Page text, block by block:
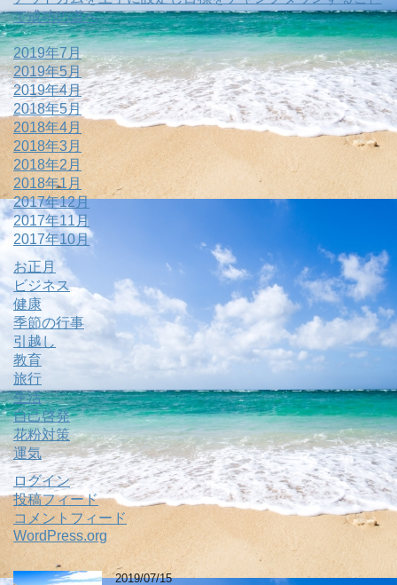
で成功の道へ
2019年7月
2019年5月
2019年4月
2018年5月
2018年4月
2018年3月
2018年2月
2018年1月
2017年12月
2017年11月
2017年10月
お正月
ビジネス
健康
季節の行事
引越し
教育
旅行
生活
自己啓発
花粉対策
運気
ログイン
投稿フィード
コメントフィード
WordPress.org
2019/07/15